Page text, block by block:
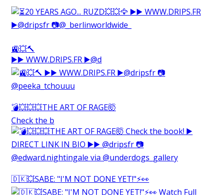
🚉💥🔨⁠
▶️▶️ WWW.DRIPS.FR ▶️@d
💣💥💥💥THE ART OF RAGE🤯⁠
Check the b
🇩🇰💥SABE: "I'M NOT DONE YET!"⚡️👀⁠